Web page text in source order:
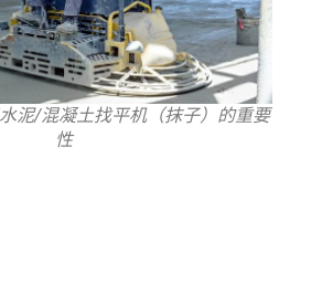
泥/混凝土找平机（抹子）的重要
性